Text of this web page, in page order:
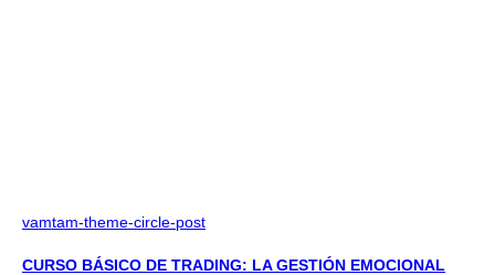
vamtam-theme-circle-post
CURSO BÁSICO DE TRADING: LA GESTIÓN EMOCIONAL